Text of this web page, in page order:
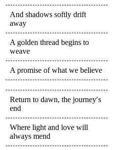
And shadows softly drift
away
A golden thread begins to
weave
A promise of what we believe
Return to dawn, the journey′s
end
Where light and love will
always mend